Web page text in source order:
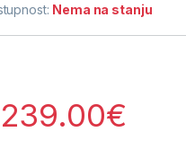
Nema na stanju
239.00€